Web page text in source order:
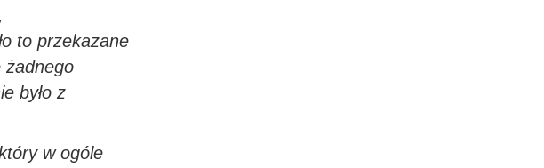
to przekazane
żadnego
było z
w ogóle